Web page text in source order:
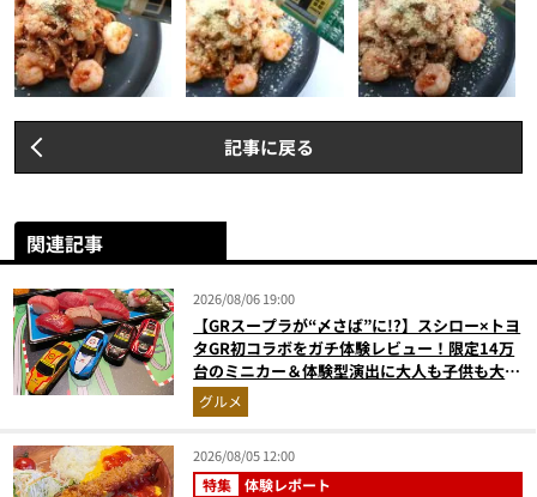
記事に戻る
関連記事
2026/08/06 19:00
【GRスープラが“〆さば”に!?】スシロー×トヨ
タGR初コラボをガチ体験レビュー！限定14万
台のミニカー＆体験型演出に大人も子供も大興
奮間違いなし
グルメ
2026/08/05 12:00
特集 体験レポート